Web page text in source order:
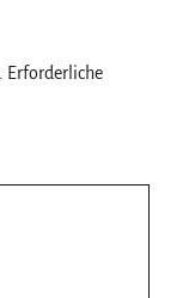
Erforderliche